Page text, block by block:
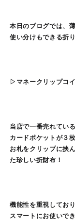
本日のブログでは、
使い分けもできる折
▷マネークリップコ
当店で一番売れている
カードポケットが３
お札をクリップに挟
た珍しい折財布！
機能性を重視してお
スマートにお使いでき